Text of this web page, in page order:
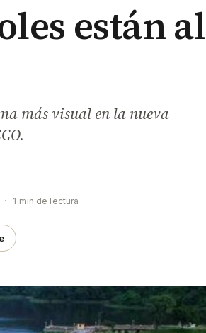
están al
más visual en la nueva
· 1 min de lectura